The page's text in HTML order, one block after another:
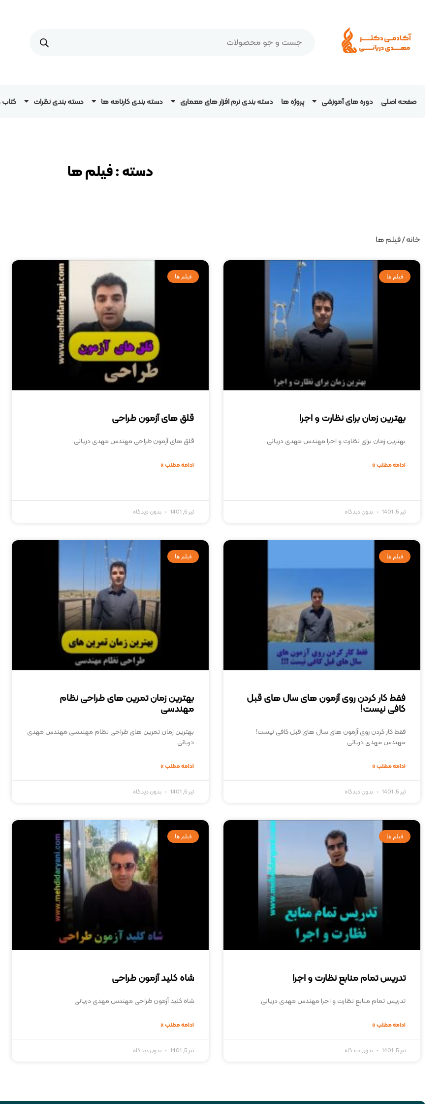
صفحه اصلی دوره های آموزشی پروژه ها دسته بندی نرم افزار های معماری دسته بندی کارنامه ها دسته بندی نظرات
دسته :فیلم ها
خانه/ فیلم ها
فیلم ها
بهترین زمان برای نظارت و اجرا
بهترین زمان برای نظارت و اجرا مهندس مهدی دریانی
ادامه مطلب »
تیر 5, 1401 بدون دیدگاه
فیلم ها
قلق های آزمون طراحی
قلق های آزمون طراحی مهندس مهدی دریانی
ادامه مطلب »
تیر 5, 1401 بدون دیدگاه
فیلم ها
فقط کار کردن روی آزمون های سال های قبل
کافی نیست!
فقط کار کردن روی آزمون های سال های قبل کافی نیست!
مهندس مهدی دریانی
ادامه مطلب »
تیر 5, 1401 بدون دیدگاه
فیلم ها
بهترین زمان تمرین های طراحی نظام
مهندسی
بهترین زمان تمرین های طراحی نظام مهندسی مهندس مهدی
دریانی
ادامه مطلب »
تیر 5, 1401 بدون دیدگاه
فیلم ها
تدریس تمام منابع نظارت و اجرا
تدریس تمام منابع نظارت و اجرا مهندس مهدی دریانی
ادامه مطلب »
تیر 5, 1401 بدون دیدگاه
فیلم ها
شاه کلید آزمون طراحی
شاه کلید آزمون طراحی مهندس مهدی دریانی
ادامه مطلب »
تیر 5, 1401 بدون دیدگاه